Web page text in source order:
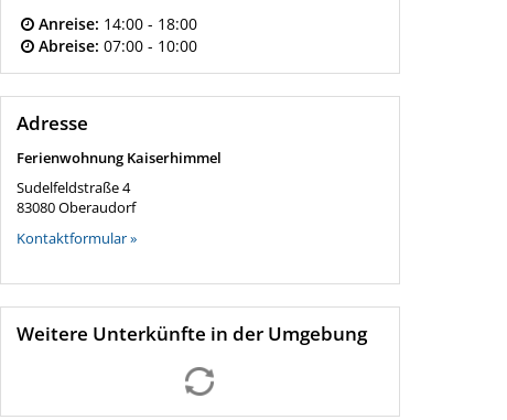
Anreise: 14:00 - 18:00
Abreise: 07:00 - 10:00
Adresse
Ferienwohnung Kaiserhimmel
Sudelfeldstraße 4
83080Oberaudorf
Kontaktformular »
Weitere Unterkünfte in der Umgebung